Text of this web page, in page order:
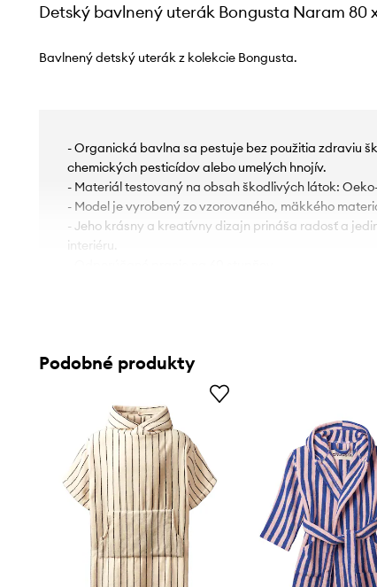
Detský bavlnený uterák Bongusta Naram 80
Bavlnený detský uterák z kolekcie Bongusta.
- Organická bavlna sa pestuje bez použitia zdraviu
chemických pesticídov alebo umelých hnojív.
- Materiál testovaný na obsah škodlivých látok:
- Model je vyrobený zo vzorovaného, ​​mäkkého
- Jeho krásny a kreatívny dizajn prináša radosť a
interiéru.
Podobné produkty